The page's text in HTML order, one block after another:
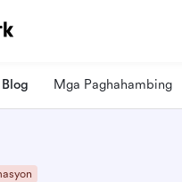
Mga Paghahambing